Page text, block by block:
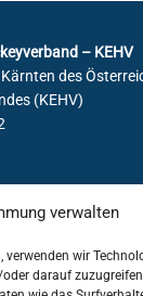
verwalten
wir
darauf
– KEHV
des
(KEHV)